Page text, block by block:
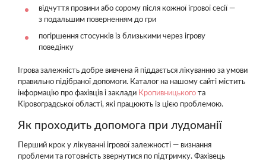
відчуття провини або сорому після кожної ігрової сесії —
з подальшим поверненням до гри
погіршення стосунків із близькими через ігрову
поведінку
Ігрова залежність добре вивчена й піддається лікуванню за умови
правильно підібраної допомоги. Каталог на нашому сайті містить
інформацію про фахівців і заклади Кропивницького та
Кіровоградської області, які працюють із цією проблемою.
Як проходить допомога при лудоманії
Перший крок у лікуванні ігрової залежності — визнання
проблеми та готовність звернутися по підтримку. Фахівець